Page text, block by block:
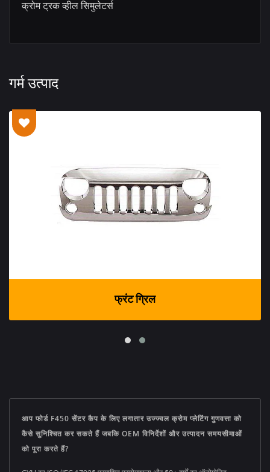
क्रोम ट्रक व्हील सिमुलेटर्स
गर्म उत्पाद
फ्रंट ग्रिल
आप फोर्ड F450 सेंटर कैप के लिए लगातार उज्ज्वल क्रोम प्लेटिंग गुणवत्ता को
कैसे सुनिश्चित कर सकते हैं जबकि OEM विनिर्देशों और उत्पादन समयसीमाओं
को पूरा करते हैं?